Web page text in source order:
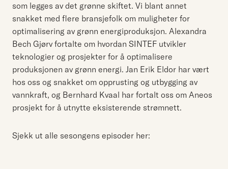
som legges av det grønne skiftet. Vi blant annet
snakket med flere bransjefolk om muligheter for
optimalisering av grønn energiproduksjon. Alexandra
Bech Gjørv fortalte om hvordan SINTEF utvikler
teknologier og prosjekter for å optimalisere
produksjonen av grønn energi. Jan Erik Eldor har vært
hos oss og snakket om opprusting og utbygging av
vannkraft, og Bernhard Kvaal har fortalt oss om Aneos
prosjekt for å utnytte eksisterende strømnett.
Sjekk ut alle sesongens episoder her: